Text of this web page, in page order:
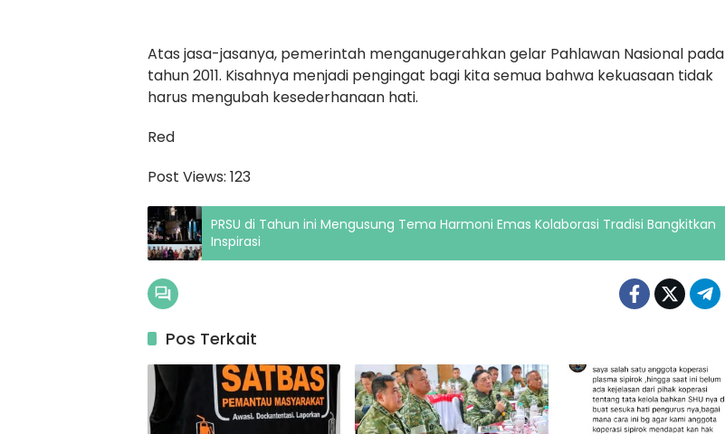
Atas jasa-jasanya, pemerintah menganugerahkan gelar Pahlawan Nasional pada
tahun 2011. Kisahnya menjadi pengingat bagi kita semua bahwa kekuasaan tidak
harus mengubah kesederhanaan hati.
Red
Post Views: 123
PRSU di Tahun ini Mengusung Tema Harmoni Emas Kolaborasi Tradisi Bangkitkan
Inspirasi
Pos Terkait